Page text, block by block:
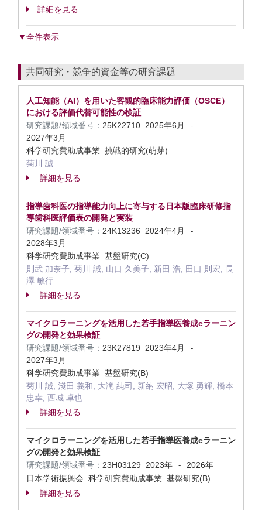
詳細を見る
▼全件表示
共同研究・競争的資金等の研究課題
人工知能（AI）を用いた客観的臨床能力評価（OSCE）
における評価代替可能性の検証
研究課題/領域番号： 25K22710 2025年6月 -
2027年3月
科学研究費助成事業 挑戦的研究(萌芽)
菊川 誠
詳細を見る
指導歯科医の指導能力向上に寄与する日本版臨床研修指
導歯科医評価表の開発と実装
研究課題/領域番号： 24K13236 2024年4月 -
2028年3月
科学研究費助成事業 基盤研究(C)
則武 加奈子, 菊川 誠, 山口 久美子, 新田 浩, 田口 則宏, 長
澤 敏行
詳細を見る
マイクロラーニングを活用した若手指導医養成eラーニン
グの開発と効果検証
研究課題/領域番号： 23K27819 2023年4月 -
2027年3月
科学研究費助成事業 基盤研究(B)
菊川 誠, 淺田 義和, 大滝 純司, 新納 宏昭, 大塚 勇輝, 橋本
忠幸, 西城 卓也
詳細を見る
マイクロラーニングを活用した若手指導医養成eラーニン
グの開発と効果検証
研究課題/領域番号： 23H03129 2023年 -
2026年
日本学術振興会 科学研究費助成事業 基盤研究(B)
詳細を見る